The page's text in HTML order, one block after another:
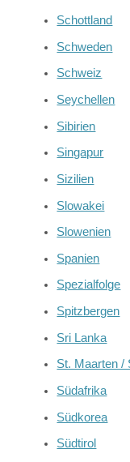
Schottland
Schweden
Schweiz
Seychellen
Sibirien
Singapur
Sizilien
Slowakei
Slowenien
Spanien
Spezialfolge
Spitzbergen
Sri Lanka
St. Maarten /
Südafrika
Südkorea
Südtirol